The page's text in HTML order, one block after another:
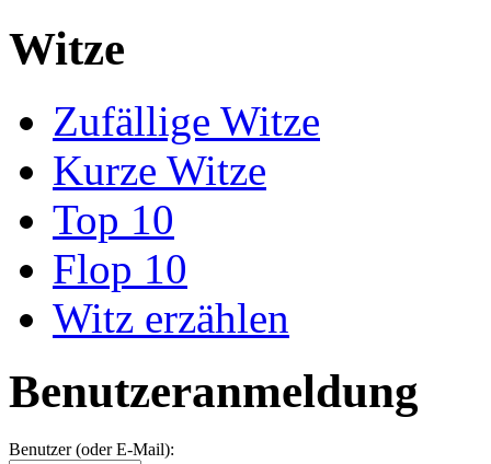
Witze
Zufällige Witze
Kurze Witze
Top 10
Flop 10
Witz erzählen
Benutzeranmeldung
Benutzer (oder E-Mail):